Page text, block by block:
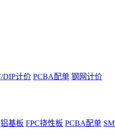
DIP计价 PCBA配单 钢网计价
铝基板 FPC挠性板 PCBA配单